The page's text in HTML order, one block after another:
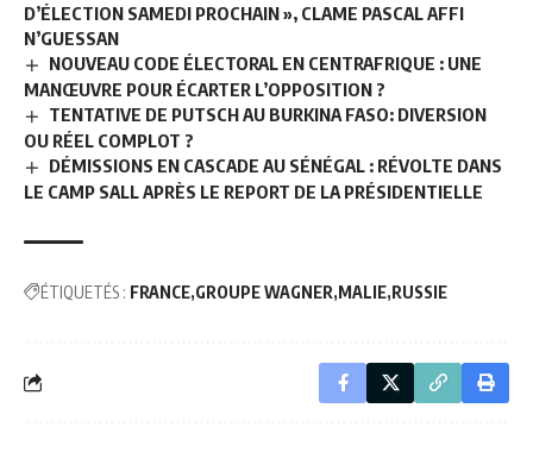
D’ÉLECTION SAMEDI PROCHAIN », CLAME PASCAL AFFI
N’GUESSAN
NOUVEAU CODE ÉLECTORAL EN CENTRAFRIQUE : UNE
MANŒUVRE POUR ÉCARTER L’OPPOSITION ?
TENTATIVE DE PUTSCH AU BURKINA FASO: DIVERSION
OU RÉEL COMPLOT ?
DÉMISSIONS EN CASCADE AU SÉNÉGAL : RÉVOLTE DANS
LE CAMP SALL APRÈS LE REPORT DE LA PRÉSIDENTIELLE
ÉTIQUETÉS : FRANCE GROUPE WAGNER MALIE RUSSIE